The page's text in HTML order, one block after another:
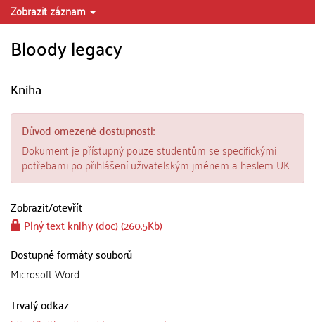
Zobrazit záznam
Bloody legacy
Kniha
Důvod omezené dostupnosti:
Dokument je přístupný pouze studentům se specifickými
potřebami po přihlášení uživatelským jménem a heslem UK.
Zobrazit/otevřít
Plný text knihy (doc) (260.5Kb)
Dostupné formáty souborů
Microsoft Word
Trvalý odkaz